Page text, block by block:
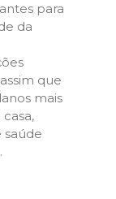
para
da
que
mais